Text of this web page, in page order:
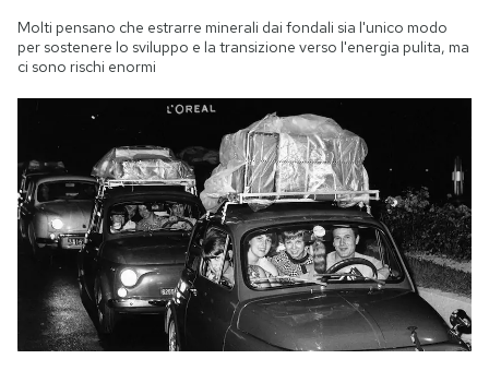
Molti pensano che estrarre minerali dai fondali sia l'unico modo
per sostenere lo sviluppo e la transizione verso l'energia pulita, ma
ci sono rischi enormi